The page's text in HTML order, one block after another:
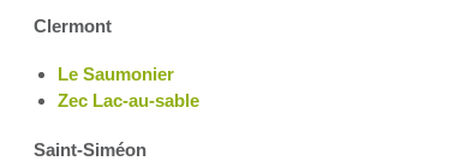
Clermont
Le Saumonier
Zec Lac-au-sable
Saint-Siméon